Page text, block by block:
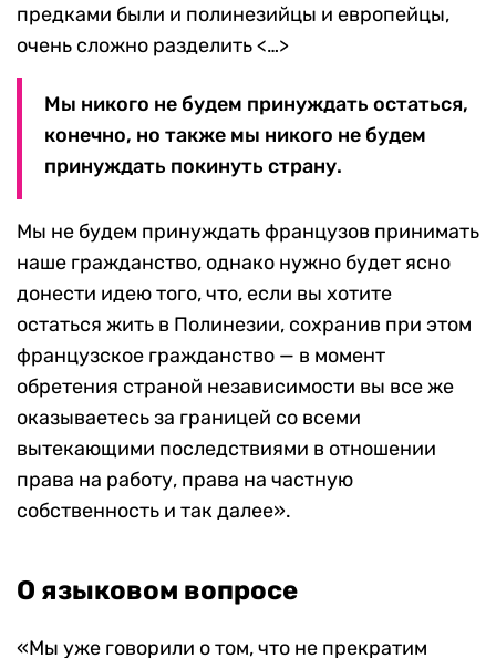
предками были и полинезийцы и европейцы,
очень сложно разделить <…>
Мы никого не будем принуждать остаться,
конечно, но также мы никого не будем
принуждать покинуть страну.
Мы не будем принуждать французов принимать
наше гражданство, однако нужно будет ясно
донести идею того, что, если вы хотите
остаться жить в Полинезии, сохранив при этом
французское гражданство — в момент
обретения страной независимости вы все же
оказываетесь за границей со всеми
вытекающими последствиями в отношении
права на работу, права на частную
собственность и так далее».
О языковом вопросе
«Мы уже говорили о том, что не прекратим